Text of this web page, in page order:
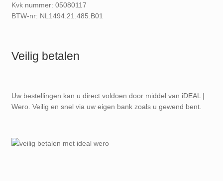
Kvk nummer: 05080117
BTW-nr: NL1494.21.485.B01
Veilig betalen
Uw bestellingen kan u direct voldoen door middel van iDEAL |
Wero. Veilig en snel via uw eigen bank zoals u gewend bent.